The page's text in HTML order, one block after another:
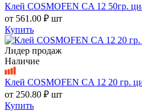
Клей COSMOFEN CA 12 50гр.
от 561.00 ₽ шт
Купить
Лидер продаж
Наличие
Клей COSMOFEN CA 12 20 гр.
от 250.80 ₽ шт
Купить